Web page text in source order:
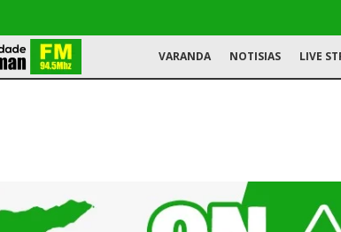
VARANDA NOTISIAS LIVE